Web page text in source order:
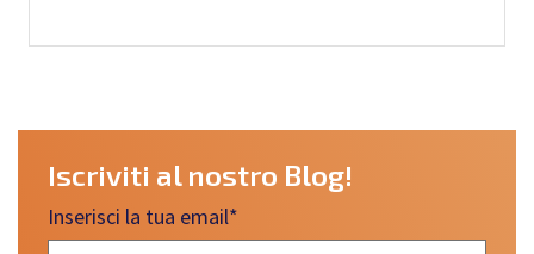
Iscriviti al nostro Blog!
Inserisci la tua email*